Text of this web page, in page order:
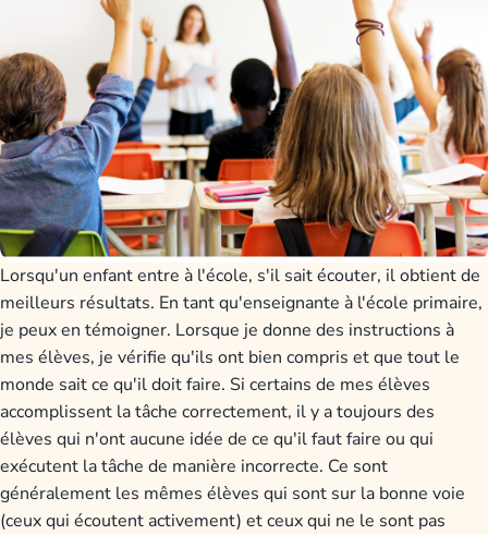
Lorsqu'un enfant entre à l'école, s'il sait écouter, il obtient de
meilleurs résultats. En tant qu'enseignante à l'école primaire,
je peux en témoigner. Lorsque je donne des instructions à
mes élèves, je vérifie qu'ils ont bien compris et que tout le
monde sait ce qu'il doit faire. Si certains de mes élèves
accomplissent la tâche correctement, il y a toujours des
élèves qui n'ont aucune idée de ce qu'il faut faire ou qui
exécutent la tâche de manière incorrecte. Ce sont
généralement les mêmes élèves qui sont sur la bonne voie
(ceux qui écoutent activement) et ceux qui ne le sont pas